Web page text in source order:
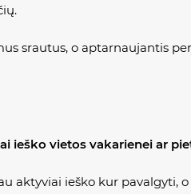
srautus, o aptarnaujantis
ieško vietos vakarienei ar
aktyviai ieško kur pavalgyti,